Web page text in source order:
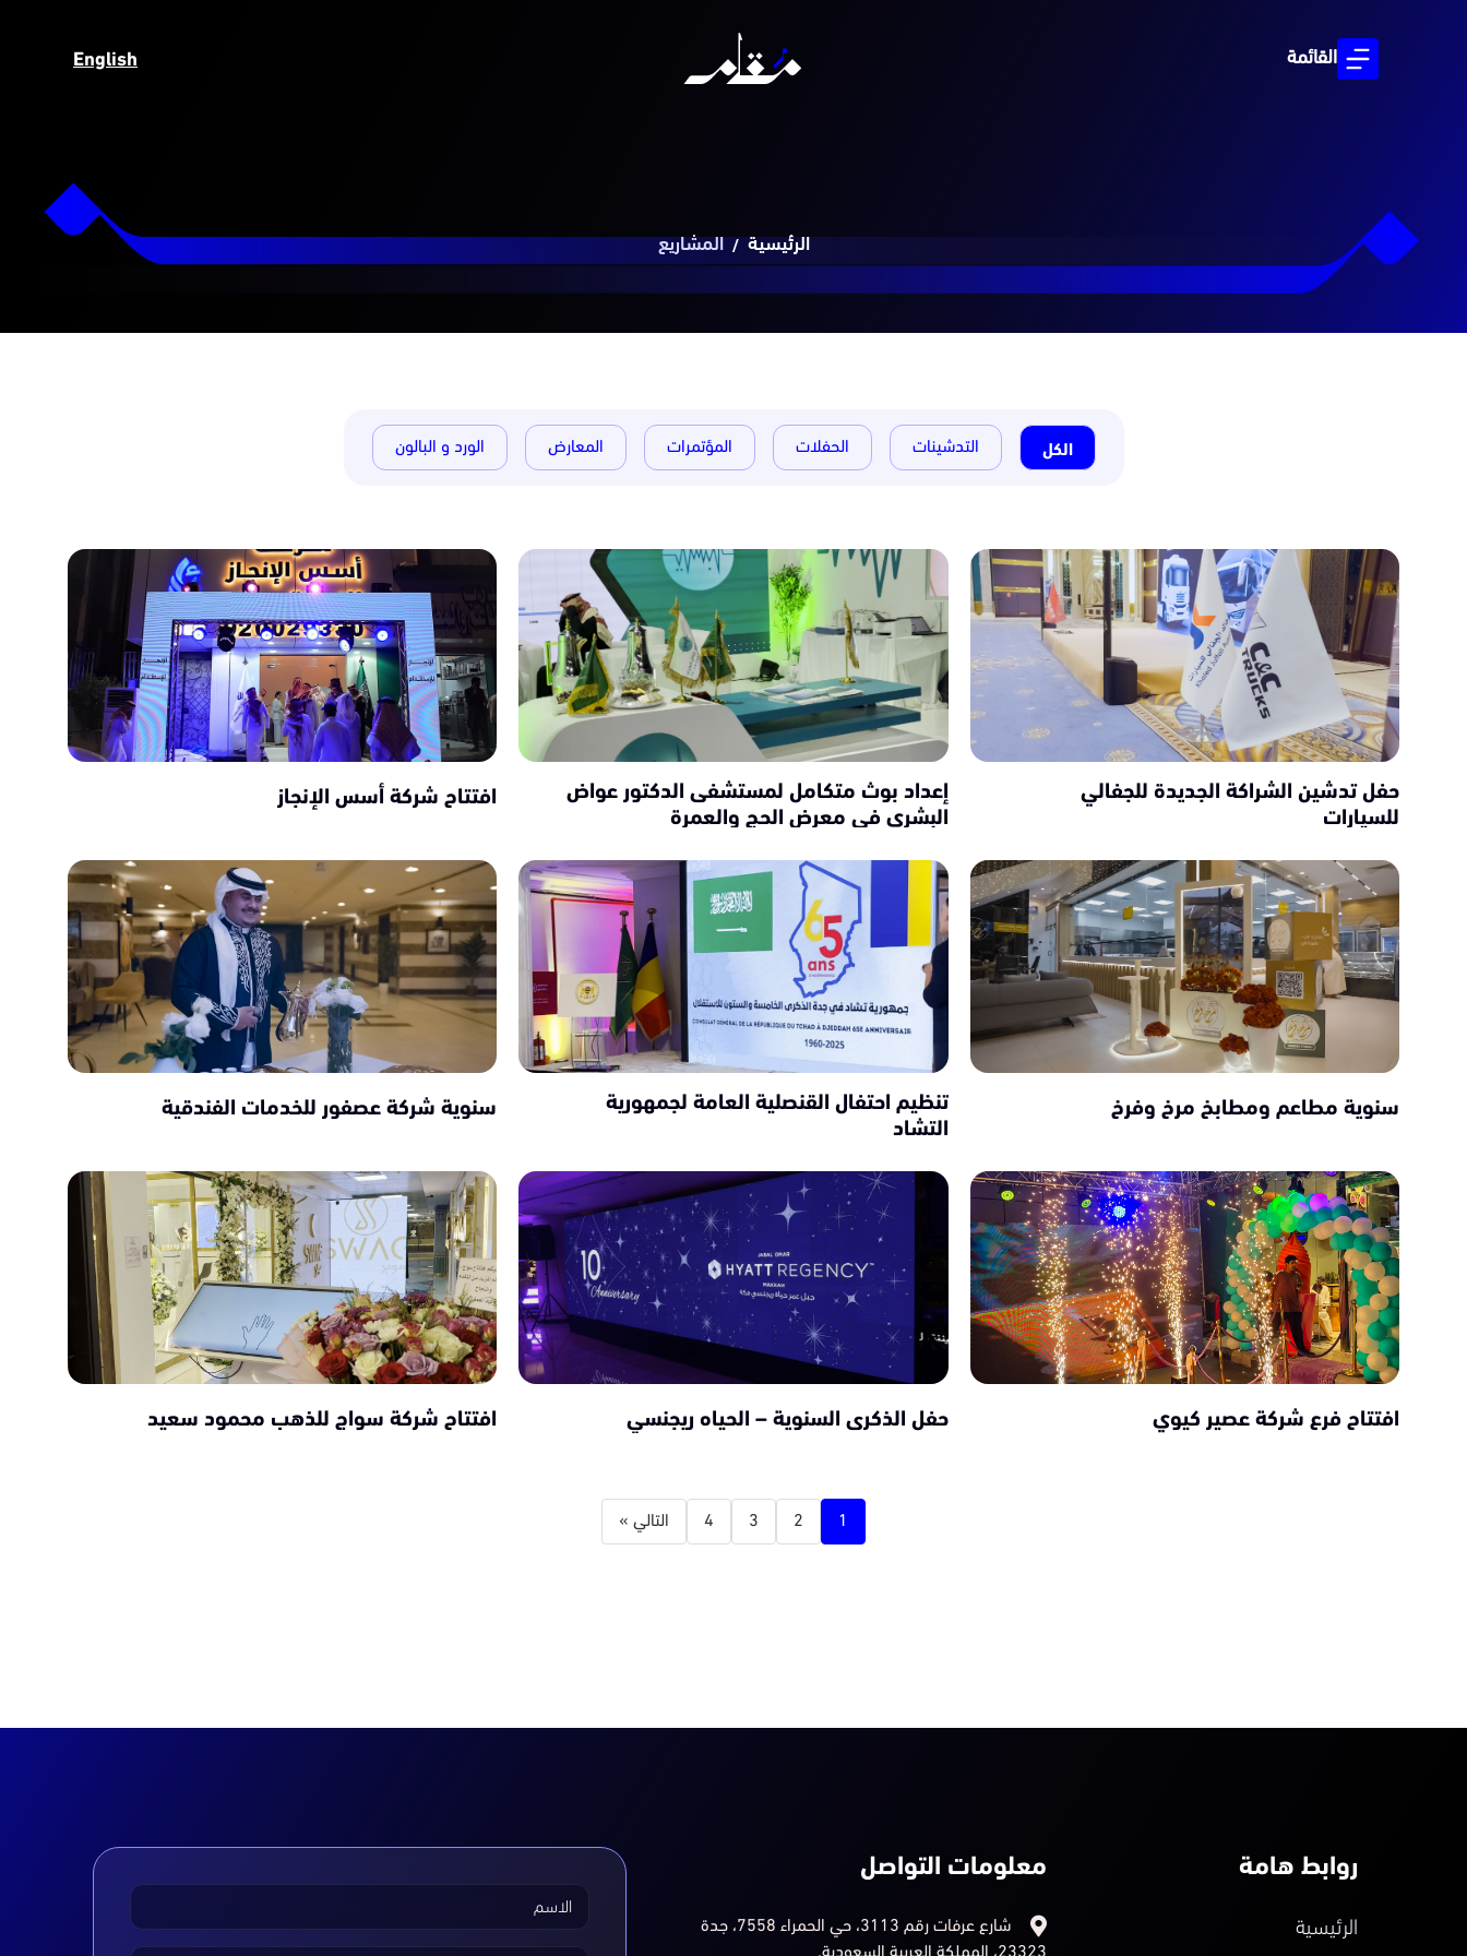
القائمة English
الرئيسية المشاريع
الكل التدشينات الحفلات المؤتمرات المعارض الورد و البالون
حفل تدشين الشراكة الجديدة للجفالي
للسيارات
إعداد بوث متكامل لمستشفى الدكتور عواض
البشري في معرض الحج والعمرة
افتتاح شركة أسس الإنجاز
سنوية مطاعم ومطابخ مرخ وفرخ تنظيم احتفال القنصلية العامة لجمهورية
التشاد
سنوية شركة عصفور للخدمات الفندقية
افتتاح فرع شركة عصير كيوي حفل الذكرى السنوية – الحياه ريجنسي افتتاح شركة سواج للذهب محمود سعيد
1
2
3
4 التالي »
روابط هامة
الرئيسية
معلومات التواصل
شارع عرفات رقم 3113، حي الحمراء 7558، جدة
الاسم